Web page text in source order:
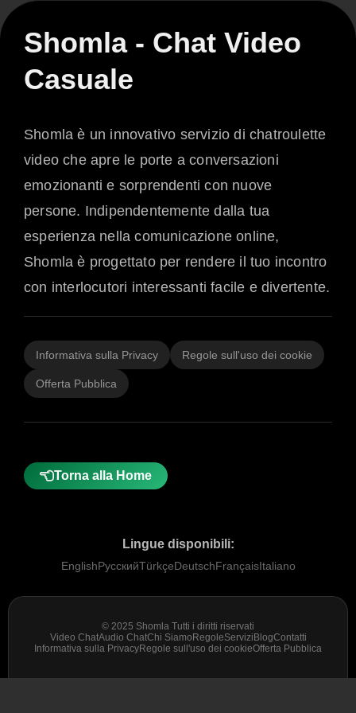
Shomla - Chat Video
Casuale
Shomla è un innovativo servizio di chatroulette
video che apre le porte a conversazioni
emozionanti e sorprendenti con nuove
persone. Indipendentemente dalla tua
esperienza nella comunicazione online,
Shomla è progettato per rendere il tuo incontro
con interlocutori interessanti facile e divertente.
Informativa sulla Privacy Regole sull'uso dei cookie
Offerta Pubblica
Torna alla Home
Lingue disponibili:
EnglishРусскийTürkçeDeutschFrançaisItaliano
© 2025 Shomla Tutti i diritti riservati
Video ChatAudio ChatChi Siamo RegoleServizi BlogContatti
Informativa sulla PrivacyRegole sull'uso dei cookieOfferta Pubblica